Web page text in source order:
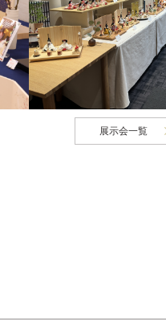
展示会一覧